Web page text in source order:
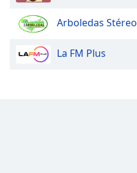
Arboledas Stéreo
La FM Plus